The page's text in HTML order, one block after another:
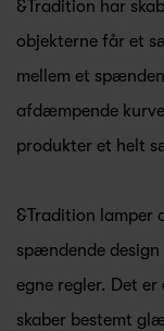
&Tradition har
objekterne får et
mellem et
afdæmpende
produkter et helt
&Tradition lamper
spændende
egne regler. Det
skaber bestemt